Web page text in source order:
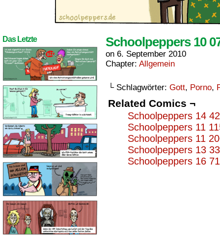
Das Letzte Schoolpeppers 10
on 6. September 2010
Chapter: Allgemein
└ Schlagwörter: Gott, Porno,
Related Comics ¬
Schoolpeppers 14
Schoolpeppers 11
Schoolpeppers 11
Schoolpeppers 13
Schoolpeppers 16